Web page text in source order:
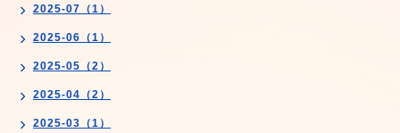
2025-07（1）
2025-06（1）
2025-05（2）
2025-04（2）
2025-03（1）